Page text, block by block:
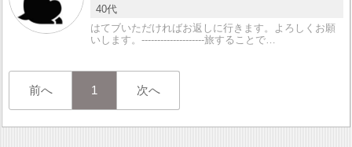
40代
はてブいただければお返しに行きます。よろしくお願
いします。--------------------旅することで…
前へ 1 次へ